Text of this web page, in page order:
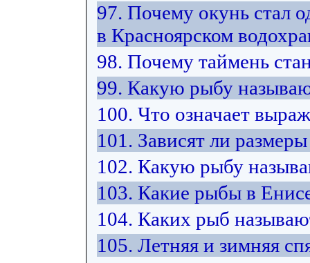
97. Почему окунь стал
в Красноярском
98. Почему таймень
99. Какую рыбу
100. Что означает
101. Зависят ли
102. Какую рыбу
103. Какие рыбы в
104. Каких рыб
105. Летняя и зимняя